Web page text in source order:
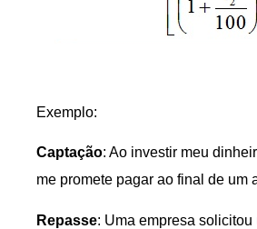
Exemplo:
Captação: Ao investir meu
me promete pagar ao final de um
Repasse: Uma empresa solicitou